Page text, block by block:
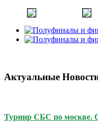
Актуальные
Турнир СБС по москве.